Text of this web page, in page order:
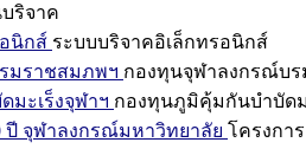
ริจาค
นิกส์ ระบบบริจาคอิเล็กทรอนิกส์
มราชสมภพฯ กองทุนจุฬาลงกรณ์บ
ะเร็งจุฬาฯ กองทุนภูมิคุ้มกันบำบัดม
ปี จุฬาลงกรณ์มหาวิทยาลัย โครงกา